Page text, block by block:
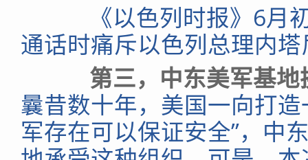
《以色列时报》6月初
通话时痛斥以色列总理内
第三，中东美军基
曩昔数十年，美国一向打
军存在可以保证安全”，中